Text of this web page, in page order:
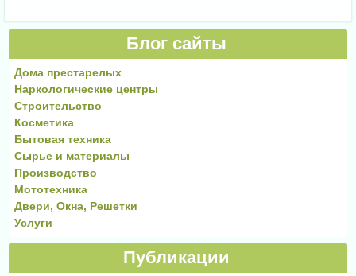
Блог сайты
Дома престарелых
Наркологические центры
Строительство
Косметика
Бытовая техника
Сырье и материалы
Производство
Мототехника
Двери, Окна, Решетки
Услуги
Публикации